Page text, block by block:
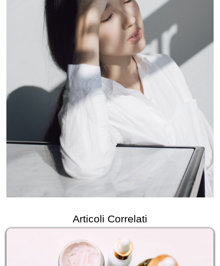
Articoli Correlati